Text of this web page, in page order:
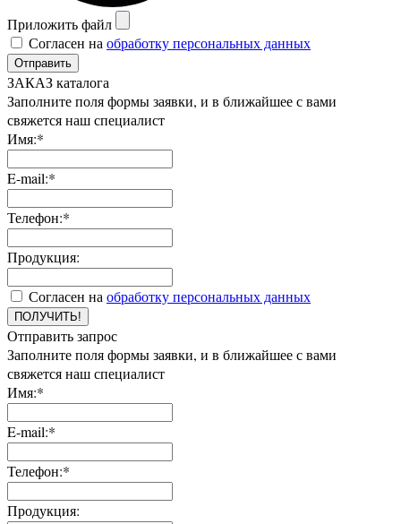
Приложить файл
Согласен на обработку персональных данных
Отправить
ЗАКАЗ каталога
Заполните поля формы заявки, и в ближайшее с вами
свяжется наш специалист
Имя:*
E-mail:*
Телефон:*
Продукция:
Согласен на обработку персональных данных
ПОЛУЧИТЬ!
Отправить запрос
Заполните поля формы заявки, и в ближайшее с вами
свяжется наш специалист
Имя:*
E-mail:*
Телефон:*
Продукция: